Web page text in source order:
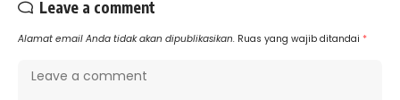
Leave a comment
Alamat email Anda tidak akan dipublikasikan. Ruas yang wajib ditandai *